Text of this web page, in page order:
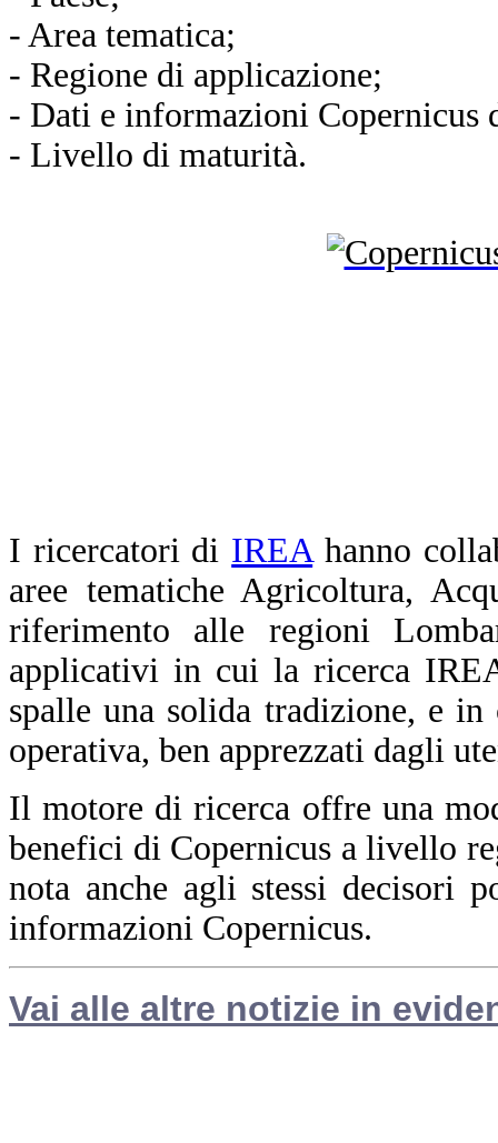
- Area tematica;
- Regione di applicazione;
- Dati e informazioni Copernicus
- Livello di maturità.
I ricercatori di IREA hanno
aree tematiche Agricoltura,
riferimento alle regioni
applicativi in cui la ricerca
spalle una solida tradizione, e
operativa, ben apprezzati dagli
Il motore di ricerca offre una
benefici di Copernicus a livello
nota anche agli stessi decisori
informazioni Copernicus.
Vai alle altre notizie in